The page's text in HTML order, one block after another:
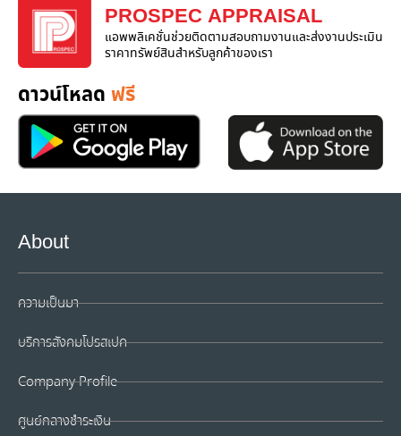
PROSPEC APPRAISAL
แอพพลิเคชั่นช่วยติดตามสอบถามงานและส่งงานประเมิน
ราคาทรัพย์สินสำหรับลูกค้าของเรา
ดาวน์โหลด ฟรี
About
ความเป็นมา
บริการสังคมโปรสเปค
Company Profile
ศูนย์กลางชำระเงิน